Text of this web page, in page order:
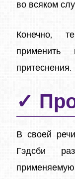
во всяком
Конечно,
притеснения.
В своей
Гэдсби